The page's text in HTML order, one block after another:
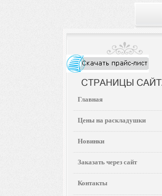
Главная
Цены на раскладушки
Новинки
Заказать через сайт
Контакты